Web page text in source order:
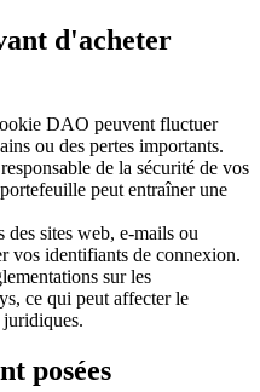
d'acheter
DAO peuvent fluctuer
ou des pertes importants.
de la sécurité de vos
peut entraîner une
des sites web, e-mails ou
vos identifiants de connexion.
sur les
ce qui peut affecter le
juridiques.
posées